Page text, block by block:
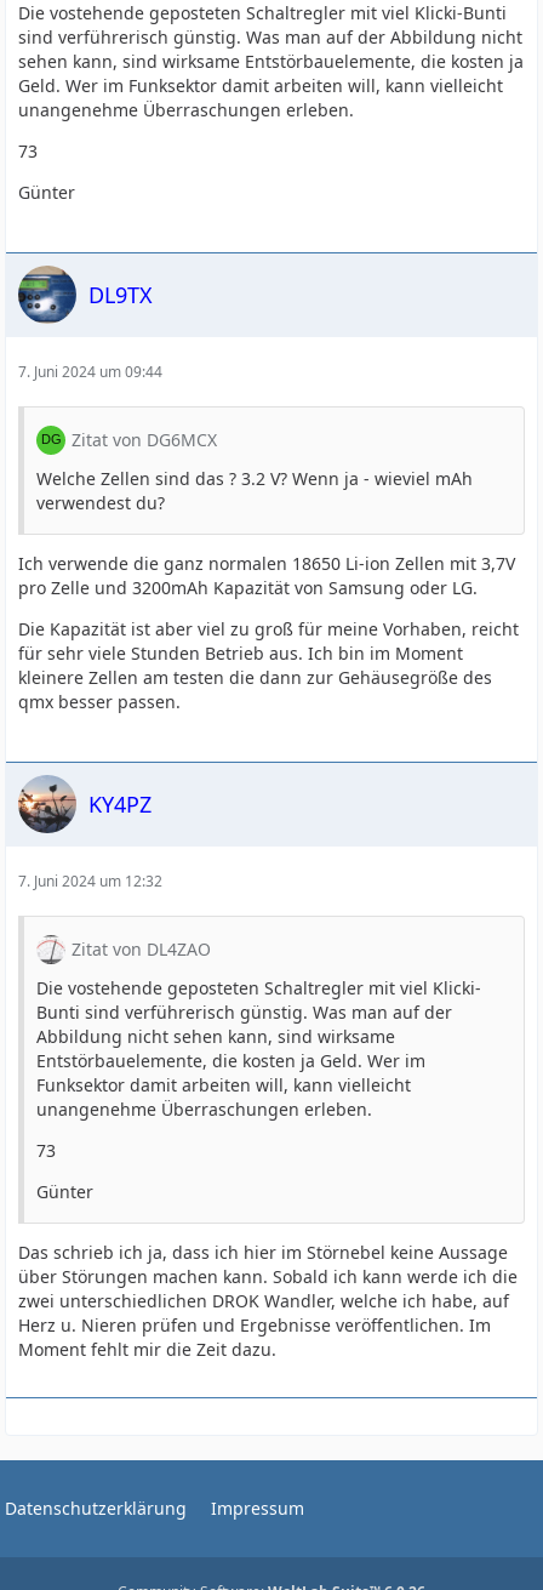
Die vostehende geposteten Schaltregler mit viel Klicki-Bunti
sind verführerisch günstig. Was man auf der Abbildung nicht
sehen kann, sind wirksame Entstörbauelemente, die kosten ja
Geld. Wer im Funksektor damit arbeiten will, kann vielleicht
unangenehme Überraschungen erleben.
73
Günter
DL9TX
7. Juni 2024 um 09:44
Zitat von DG6MCX
Welche Zellen sind das ? 3.2 V? Wenn ja - wieviel mAh
verwendest du?
Ich verwende die ganz normalen 18650 Li-ion Zellen mit 3,7V
pro Zelle und 3200mAh Kapazität von Samsung oder LG.
Die Kapazität ist aber viel zu groß für meine Vorhaben, reicht
für sehr viele Stunden Betrieb aus. Ich bin im Moment
kleinere Zellen am testen die dann zur Gehäusegröße des
qmx besser passen.
KY4PZ
7. Juni 2024 um 12:32
Zitat von DL4ZAO
Die vostehende geposteten Schaltregler mit viel Klicki-
Bunti sind verführerisch günstig. Was man auf der
Abbildung nicht sehen kann, sind wirksame
Entstörbauelemente, die kosten ja Geld. Wer im
Funksektor damit arbeiten will, kann vielleicht
unangenehme Überraschungen erleben.
73
Günter
Das schrieb ich ja, dass ich hier im Störnebel keine Aussage
über Störungen machen kann. Sobald ich kann werde ich die
zwei unterschiedlichen DROK Wandler, welche ich habe, auf
Herz u. Nieren prüfen und Ergebnisse veröffentlichen. Im
Moment fehlt mir die Zeit dazu.
Datenschutzerklärung Impressum